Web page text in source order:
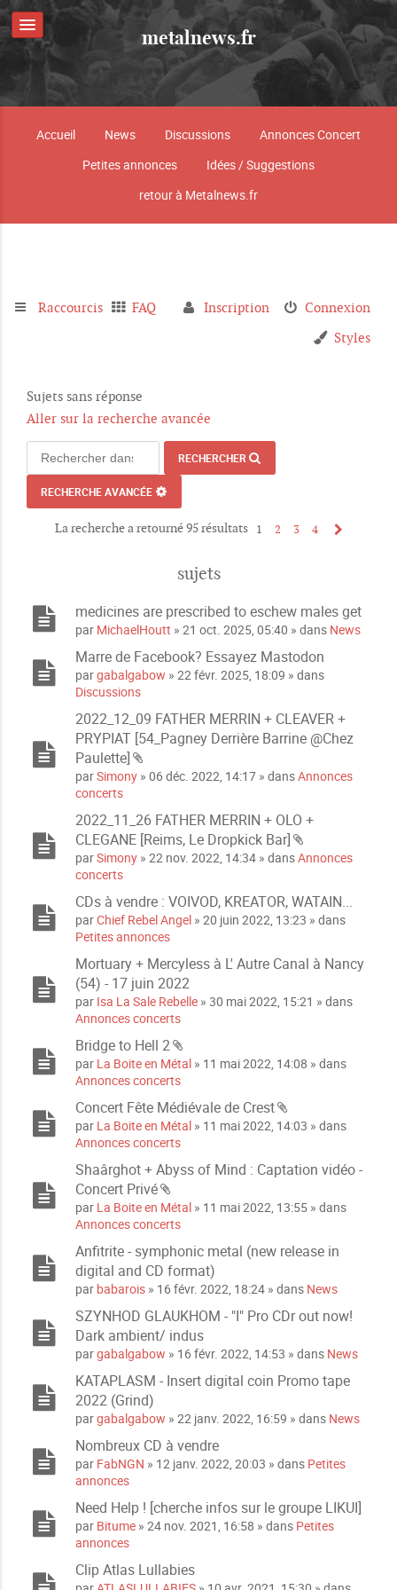
metalnews.fr
Accueil News Discussions
Annonces Concert
Petites annonces
Idées / Suggestions
retour à Metalnews.fr
Raccourcis FAQ Connexion
Inscription
Styles
Sujets sans réponse
Aller sur la recherche avancée
RECHERCHER
RECHERCHE AVANCÉE
La recherche a retourné 95 résultats 1 2 3 4
sujets
medicines are prescribed to eschew males get
par MichaelHoutt » 21 oct. 2025, 05:40 » dans News
Marre de Facebook? Essayez Mastodon
pargabalgabow » 22 févr. 2025, 18:09 » dans
Discussions
2022_12_09 FATHER MERRIN + CLEAVER +
PRYPIAT [54_Pagney Derrière Barrine @Chez
Paulette]
P
i
c
e
s
i
n
t
e
s
parSimony » 06 déc. 2022, 14:17 » dansAnnonces
concerts
2022_11_26 FATHER MERRIN + OLO +
CLEGANE [Reims, Le Dropkick Bar]
P
c
e
o
n
s
parSimony » 22 nov. 2022, 14:34 » dansAnnonces
concerts
CDs à vendre : VOIVOD, KREATOR, WATAIN...
parChief Rebel Angel » 20 juin 2022, 13:23 » dans
Petites annonces
Mortuary + Mercyless à L' Autre Canal à Nancy
(54) - 17 juin 2022
par Isa La Sale Rebelle » 30 mai 2022, 15:21 » dans
Annonces concerts
Bridge to Hell 2
P
i
c
e
s
o
n
t
e
s
par La Boite en Métal » 11 mai 2022, 14:08 » dans
Annonces concerts
Concert Fête Médiévale de Crest
P
c
s
t
e
s
par La Boite en Métal » 11 mai 2022, 14:03 » dans
Annonces concerts
Shaârghot + Abyss of Mind : Captation vidéo -
Concert Privé
P
i
c
e
s
o
i
n
e
par La Boite en Métal » 11 mai 2022, 13:55 » dans
Annonces concerts
Anfitrite - symphonic metal (new release in
digital and CD format)
par babarois » 16 févr. 2022, 18:24 » dans News
SZYNHOD GLAUKHOM - "I" Pro CDr out now!
Dark ambient/ indus
pargabalgabow » 16 févr. 2022, 14:53 » dans News
KATAPLASM - Insert digital coin Promo tape
2022 (Grind)
pargabalgabow » 22 janv. 2022, 16:59 » dans News
Nombreux CD à vendre
par FabNGN » 12 janv. 2022, 20:03 » dans Petites
annonces
Need Help ! [cherche infos sur le groupe LIKUI]
par Bitume » 24 nov. 2021, 16:58 » dans Petites
annonces
Clip Atlas Lullabies